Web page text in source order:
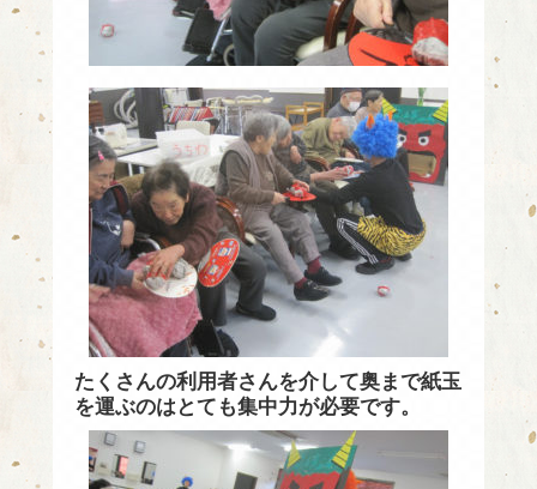
たくさんの利用者さんを介して奥まで紙玉
を運ぶのはとても集中力が必要です。